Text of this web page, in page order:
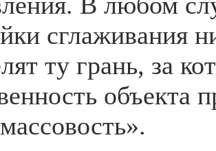
сглаживания
ту грань, за
объекта